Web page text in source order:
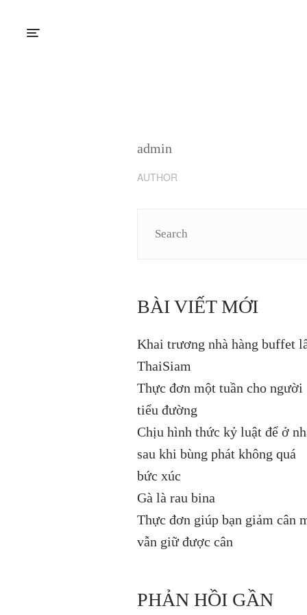
admin
AUTHOR
BÀI VIẾT MỚI
Khai trương nhà hàng buffet
ThaiSiam
Thực đơn một tuần cho người
tiểu đường
Chịu hình thức kỷ luật để ở
sau khi bùng phát không quá
bức xúc
Gà là rau bina
Thực đơn giúp bạn giảm cân
vẫn giữ được cân
PHẢN HỒI GẦN